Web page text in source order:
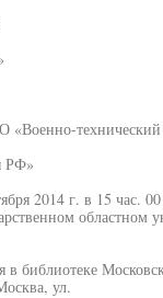
технический
РФ»
2014 г. в 15 час.
областном
библиотеке
ул.